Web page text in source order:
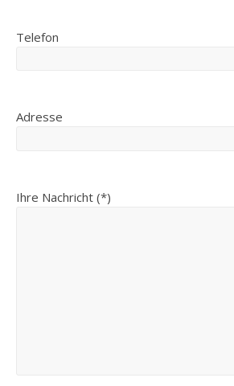
Telefon
Adresse
Ihre Nachricht (*)